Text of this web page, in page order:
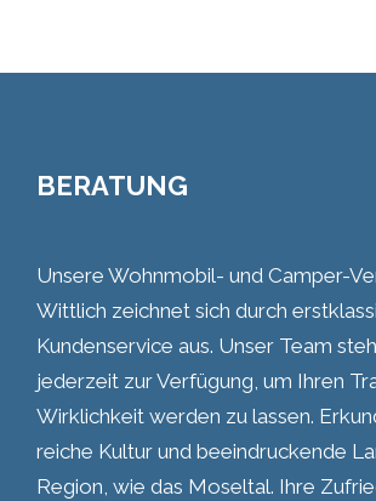
BERATUNG
Unsere Wohnmobil- und Camper-
Wittlich zeichnet sich durch
Kundenservice aus. Unser Team
jederzeit zur Verfügung, um Ihren
Wirklichkeit werden zu lassen.
reiche Kultur und beeindruckende
Region, wie das Moseltal. Ihre